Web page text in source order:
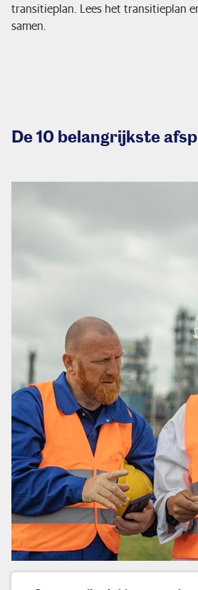
Zo beleggen we
transitieplan. Lees het transitieplan
samen.
De 10 belangrijkste